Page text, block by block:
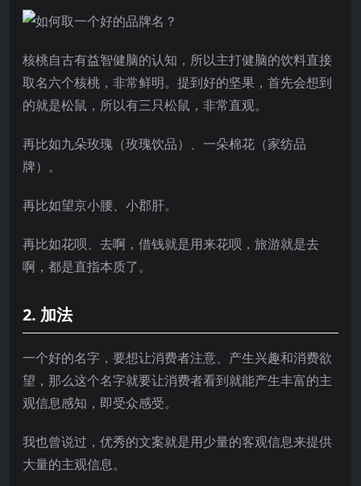
核桃自古有益智健脑的认知，所以主打健脑的饮料直接
取名六个核桃，非常鲜明。提到好的坚果，首先会想到
的就是松鼠，所以有三只松鼠，非常直观。
再比如九朵玫瑰（玫瑰饮品）、一朵棉花（家纺品
牌）。
再比如望京小腰、小郡肝。
再比如花呗、去啊，借钱就是用来花呗，旅游就是去
啊，都是直指本质了。
2. 加法
一个好的名字，要想让消费者注意、产生兴趣和消费欲
望，那么这个名字就要让消费者看到就能产生丰富的主
观信息感知，即受众感受。
我也曾说过，优秀的文案就是用少量的客观信息来提供
大量的主观信息。